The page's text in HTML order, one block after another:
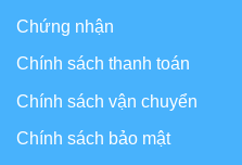
Chứng nhận
Chính sách thanh toán
Chính sách vận chuyển
Chính sách bảo mật